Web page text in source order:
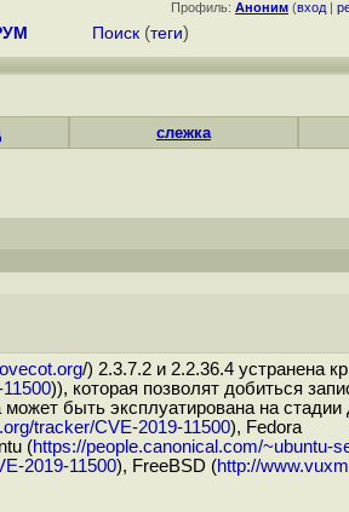
Профиль: Аноним (вход |
Поиск (теги)
слежка
/) 2.3.7.2 и 2.2.36.4 устранена
)), которая позволят добиться
быть эксплуатирована на стадии
tracker/CVE-2019-11500), Fedora
(https://people.canonical.com/~ubuntu-
2019-11500), FreeBSD (http://